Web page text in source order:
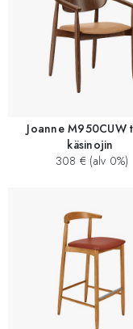
Joanne M950CUW
käsinojin
308 € (alv 0%)